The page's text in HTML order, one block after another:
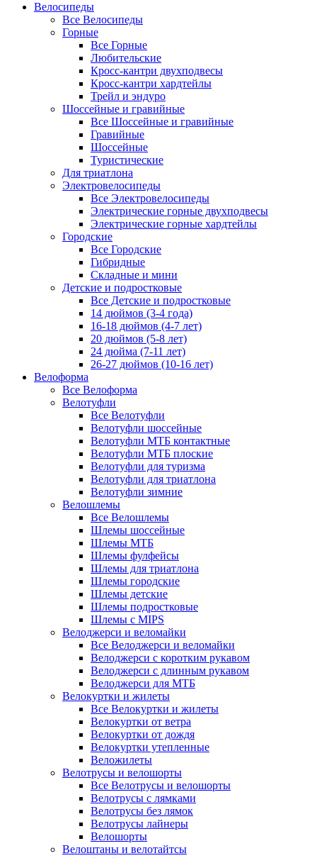
Велосипеды
Все Велосипеды
Горные
Все Горные
Любительские
Кросс-кантри двухподвесы
Кросс-кантри хардтейлы
Трейл и эндуро
Шоссейные и гравийные
Все Шоссейные и гравийные
Гравийные
Шоссейные
Туристические
Для триатлона
Электровелосипеды
Все Электровелосипеды
Электрические горные двухподвесы
Электрические горные хардтейлы
Городские
Все Городские
Гибридные
Складные и мини
Детские и подростковые
Все Детские и подростковые
14 дюймов (3-4 года)
16-18 дюймов (4-7 лет)
20 дюймов (5-8 лет)
24 дюйма (7-11 лет)
26-27 дюймов (10-16 лет)
Велоформа
Все Велоформа
Велотуфли
Все Велотуфли
Велотуфли шоссейные
Велотуфли МТБ контактные
Велотуфли МТБ плоские
Велотуфли для туризма
Велотуфли для триатлона
Велотуфли зимние
Велошлемы
Все Велошлемы
Шлемы шоссейные
Шлемы МТБ
Шлемы фулфейсы
Шлемы для триатлона
Шлемы городские
Шлемы детские
Шлемы подростковые
Шлемы с MIPS
Велоджерси и веломайки
Все Велоджерси и веломайки
Велоджерси с коротким рукавом
Велоджерси с длинным рукавом
Велоджерси для МТБ
Велокуртки и жилеты
Все Велокуртки и жилеты
Велокуртки от ветра
Велокуртки от дождя
Велокуртки утепленные
Веложилеты
Велотрусы и велошорты
Все Велотрусы и велошорты
Велотрусы с лямками
Велотрусы без лямок
Велотрусы лайнеры
Велошорты
Велоштаны и велотайтсы